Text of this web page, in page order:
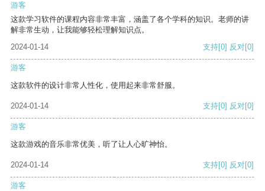
游客
这款学习软件的课程内容非常丰富，涵盖了各个学科的知识。老师的讲
解非常生动，让我能够轻松理解知识点。
2024-01-14
支持[0] 反对[0]
游客
这款软件的设计非常人性化，使用起来非常舒服。
2024-01-14 支持[0] 反对[0]
游客
这款游戏的音乐非常优美，听了让人心旷神怡。
2024-01-14 支持[0] 反对[0]
游客